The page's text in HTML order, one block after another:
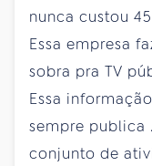
nunca custou
Essa empresa
sobra pra TV
Essa
sempre publica
conjunto de